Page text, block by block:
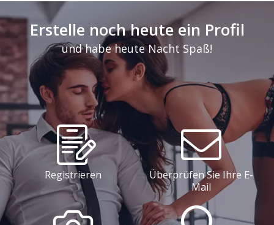
Erstelle noch heute ein Profil
und habe heute Nacht Spaß!
Registrieren
Überprüfen Sie Ihre E-
Mail